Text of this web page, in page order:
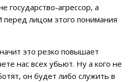
государство-агрессор, а
перед лицом этого понимания
это резко повышает
нас всех убьют. Ну а кого не
он будет либо служить в